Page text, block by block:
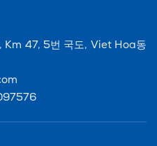
Km 47, 5번 국도, Viet Hoa동